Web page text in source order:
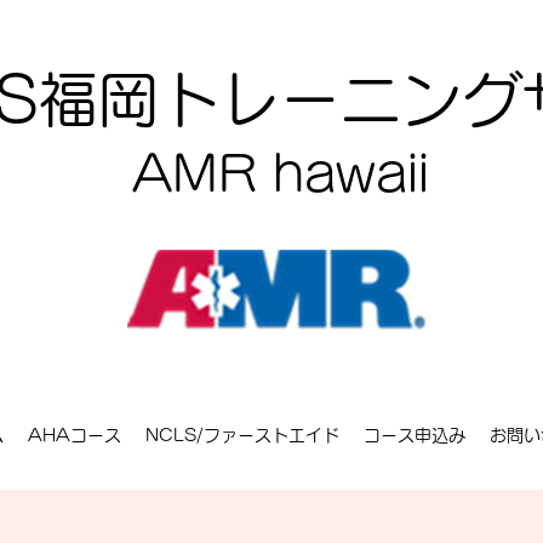
福岡トレーニング
AMR hawaii
AHAコース NCLS/ファーストエイド コース申込み お問